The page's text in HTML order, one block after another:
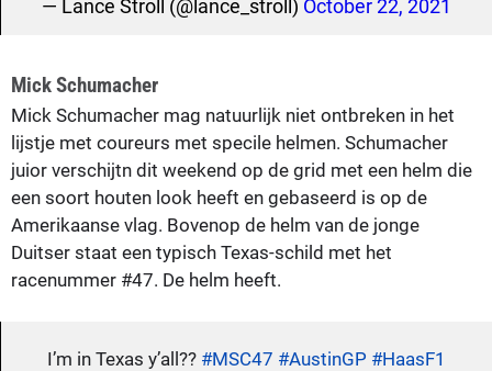
— Lance Stroll (@lance_stroll) October 22, 2021
Mick Schumacher
Mick Schumacher mag natuurlijk niet ontbreken in het
lijstje met coureurs met specile helmen. Schumacher
juior verschijtn dit weekend op de grid met een helm die
een soort houten look heeft en gebaseerd is op de
Amerikaanse vlag. Bovenop de helm van de jonge
Duitser staat een typisch Texas-schild met het
racenummer #47. De helm heeft.
I’m in Texas y’all?? #MSC47 #AustinGP #HaasF1